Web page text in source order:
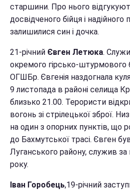
старшини. Про нього
досвідченого бійця і
залишилися син і дочка.
21-річний Євген Летюка.
окремого гірсько-штурмового
ОГШБр. Євгенія наздогнала
9 листопада в районі селища
близько 21.00. Терористи
вогонь зі стрілецької зброї.
на один з опорних пунктів, що
до Бахмутської трасі. Євген
Луганського району, служив
року.
Іван Горобець,19-річний